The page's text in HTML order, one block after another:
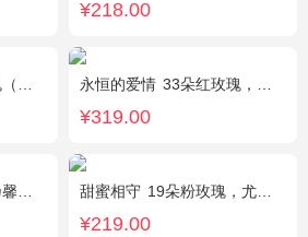
¥218.00
搭配 永恒的爱情 33朵红玫瑰，满天星、绿叶搭配
¥319.00
桔梗 甜蜜相守 19朵粉玫瑰，尤加利、小花搭配
¥219.00